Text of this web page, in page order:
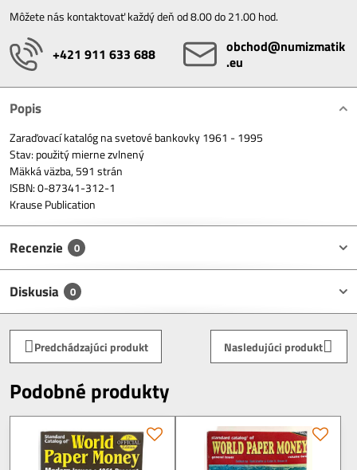
Môžete nás kontaktovať každý deň od 8.00 do 21.00 hod.
+421 911 633 688
obchod​@numizmatik​
.eu
Popis
Zaraďovací katalóg na svetové bankovky 1961 - 1995
Stav: použitý mierne zvlnený
Mäkká väzba, 591 strán
ISBN: 0-87341-312-1
Krause Publication
Recenzie 0
Diskusia 0
Predchádzajúci produkt Nasledujúci produkt
Podobné produkty